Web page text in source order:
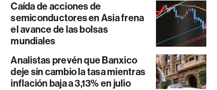
Caída de acciones de
semiconductores en Asia frena
el avance de las bolsas
mundiales
Analistas prevén que Banxico
deje sin cambio la tasa mientras
inflación baja a 3,13% en julio